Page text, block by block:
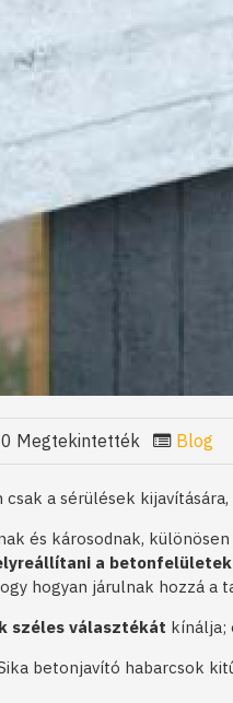
Megtekintették Blog
a sérülések
és károsodnak,
a
hogyan járulnak hozzá
széles választékát kínálja;
betonjavító habarcsok